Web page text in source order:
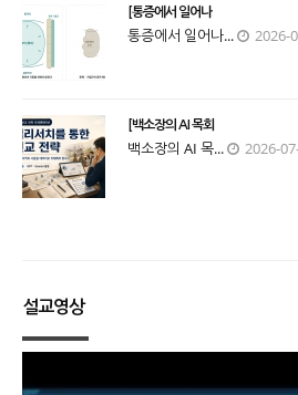
[통증에서 일어나
통증에서 일어나... 2026-
[백소장의 AI 목회
백소장의 AI 목... 2026-
설교영상